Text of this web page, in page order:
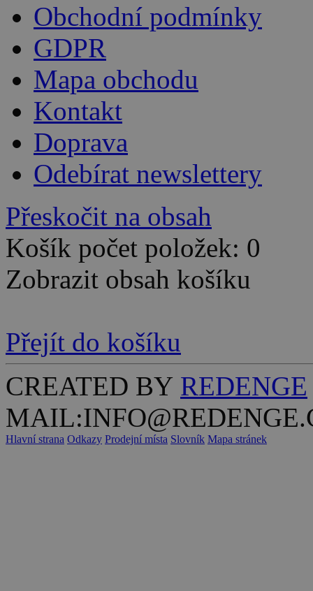
Obchodní podmínky
GDPR
Mapa obchodu
Kontakt
Doprava
Odebírat newslettery
Přeskočit na obsah
Košík počet položek: 0
Zobrazit obsah košíku
Přejít do košíku
CREATED BY REDENGE
Hlavní strana Odkazy Prodejní místa Slovník Mapa stránek